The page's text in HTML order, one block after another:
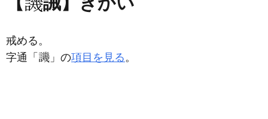
戒める。
字通「
」の項目を見る。